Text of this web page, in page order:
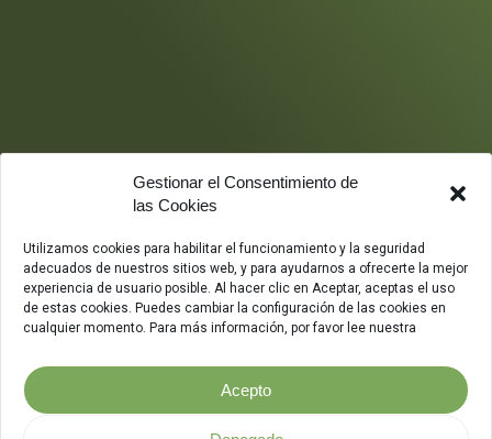
Gestionar el Consentimiento de
las Cookies
Utilizamos cookies para habilitar el funcionamiento y la seguridad
adecuados de nuestros sitios web, y para ayudarnos a ofrecerte la mejor
experiencia de usuario posible. Al hacer clic en Aceptar, aceptas el uso
de estas cookies. Puedes cambiar la configuración de las cookies en
cualquier momento. Para más información, por favor lee nuestra
Acepto